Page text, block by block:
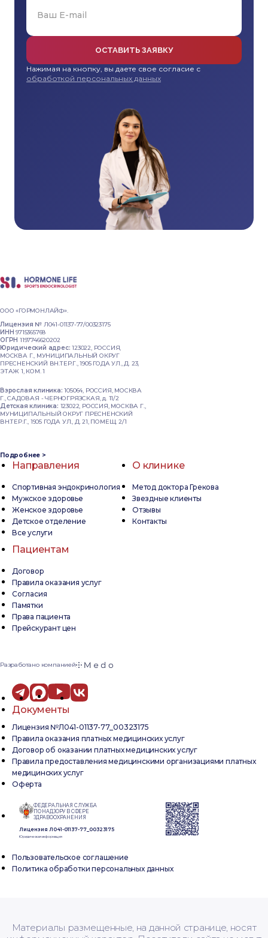
ОСТАВИТЬ ЗАЯВКУ
Нажимая на кнопку, вы даете свое согласие с
обработкой персональных данных
ООО «ГОРМОНЛАЙФ».
Лицензия № Л041-01137-77/00323175
ИНН 9715365768
ОГРН 1197746620202
Юридический адрес:123022, РОССИЯ,
МОСКВА Г., МУНИЦИПАЛЬНЫЙ ОКРУГ
ПРЕСНЕНСКИЙ ВН.ТЕР.Г., 1905 ГОДА УЛ., Д. 23,
ЭТАЖ 1, КОМ. 1
Взрослая клиника: 105064, РОССИЯ, МОСКВА
Г., САДОВАЯ - ЧЕРНОГРЯЗСКАЯ, д. 11/2
Детская клиника: 123022, РОССИЯ, МОСКВА Г.,
МУНИЦИПАЛЬНЫЙ ОКРУГ ПРЕСНЕНСКИЙ
ВН.ТЕР.Г., 1905 ГОДА УЛ., Д. 21, ПОМЕЩ. 2/1
Подробнее >
Направления
Спортивная эндокринология
Мужское здоровье
Женское здоровье
Детское отделение
Все услуги
О клинике
Метод доктора Грекова
Звездные клиенты
Отзывы
Контакты
Пациентам
Договор
Правила оказания услуг
Согласия
Памятки
Права пациента
Прейскурант цен
Разработано компанией
Документы
Лицензия №Л041-01137-77_00323175
Правила оказания платных медицинских услуг
Договор об оказании платных медицинских услуг
Правила предоставления медицинскими организациями платных
медицинских услуг
Оферта
ФЕДЕРАЛЬНАЯ СЛУЖБА
ПО НАДЗОРУ В СФЕРЕ
ЗДРАВООХРАНЕНИЯ
Лицензия Л041-01137-77_00323175
Юридическая информация
Пользовательское соглашение
Политика обработки персональных данных
Материалы размещенные, на данной странице, носят